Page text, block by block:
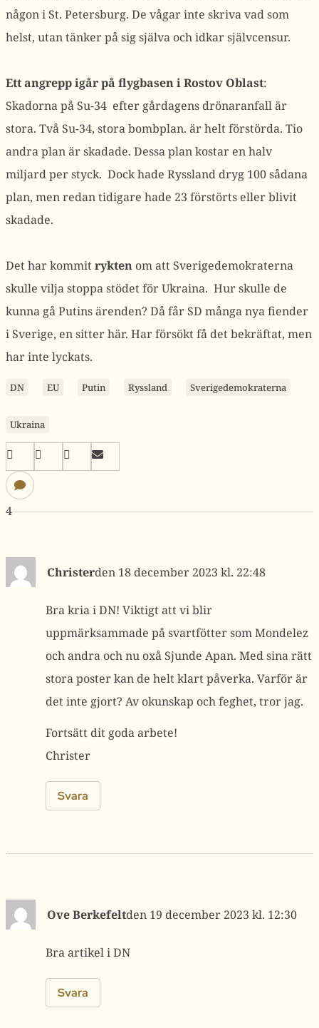
någon i St. Petersburg. De vågar inte skriva vad som
helst, utan tänker på sig själva och idkar självcensur.
Ett angrepp igår på flygbasen i Rostov Oblast:
Skadorna på Su-34 efter gårdagens drönaranfall är
stora. Två Su-34, stora bombplan. är helt förstörda. Tio
andra plan är skadade. Dessa plan kostar en halv
miljard per styck. Dock hade Ryssland dryg 100 sådana
plan, men redan tidigare hade 23 förstörts eller blivit
skadade.
Det har kommitrykten om att Sverigedemokraterna
skulle vilja stoppa stödet för Ukraina. Hur skulle de
kunna gå Putins ärenden? Då får SD många nya fiender
i Sverige, en sitter här. Har försökt få det bekräftat, men
har inte lyckats.
DN EU Putin Ryssland Sverigedemokraterna
Ukraina
4
Christer 18 december 2023 kl. 22:48
Bra kria i DN! Viktigt att vi blir
uppmärksammade på svartfötter som Mondelez
och andra och nu oxå Sjunde Apan. Med sina rätt
stora poster kan de helt klart påverka. Varför är
det inte gjort? Av okunskap och feghet, tror jag.
Fortsätt dit goda arbete!
Christer
Svara
Ove Berkefelt 19 december 2023 kl. 12:30
Bra artikel i DN
Svara